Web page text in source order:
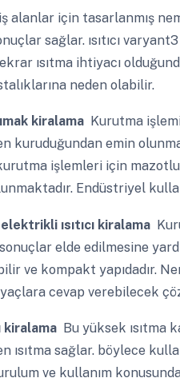
alanlar için tasarlanmış
sağlar. ısıtıcı
ısıtma ihtiyacı
neden olabilir.
kiralamaKurutma işlemi
kuruduğundan emin
işlemleri için mazotlu
Endüstriyel
ısıtıcı kiralama
elde edilmesine
ve kompakt yapıdadır.
cevap verebilecek
kiralamaBu yüksek ısıtma
ısıtma sağlar. böylece
ve kullanım